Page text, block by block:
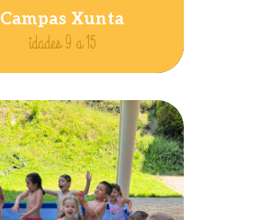
Campas Xunta
idades 9 a 15